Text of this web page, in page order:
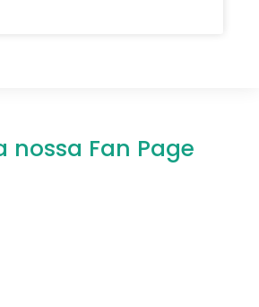
nossa Fan Page